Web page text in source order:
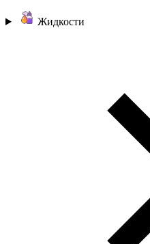
Жидкости